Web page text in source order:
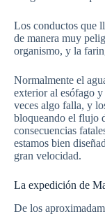
Los conductos que
de manera muy
organismo, y la
Normalmente el
exterior al esófago
veces algo falla, y
bloqueando el flujo
consecuencias
estamos bien
gran velocidad.
La expedición de
De los